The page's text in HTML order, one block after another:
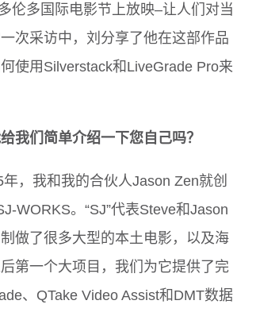
伦多国际电影节上放映–让人们对当
次采访中，刘分享了他在这部作品
使用Silverstack和LiveGrade Pro来
我们简单介绍一下您自己吗？
，我和我的合伙人Jason Zen就创
WORKS。“SJ”代表Steve和Jason
做了很多大型的本土电影，以及海
第一个大项目，我们为它提供了完
、QTake Video Assist和DMT数据